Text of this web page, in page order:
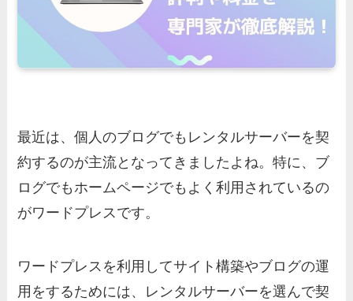
最近は、個人のブログでもレンタルサーバーを契
約するのが主流となってきましたよね。特に、ブ
ログでもホームページでもよく利用されているの
がワードプレスです。
ワードプレスを利用してサイト構築やブログの運
用をするためには、レンタルサーバーを選んで契